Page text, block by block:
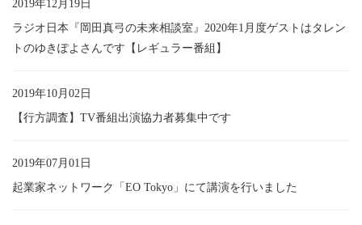
2019年12月19日
ラジオ日本『岡田真弓の未来相談室』2020年1月度ゲストはタレン
トのゆきぽよさんです【レギュラー番組】
2019年10月02日
【行方調査】TV番組出演協力者募集中です
2019年07月01日
起業家ネットワーク「EO Tokyo」にて講演を行いました